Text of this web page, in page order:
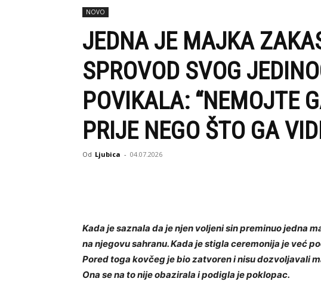
NOVO
JEDNA JE MAJKA
SPROVOD SVOG
POVIKALA: “NEMOJTE
PRIJE NEGO ŠTO GA
Od Ljubica - 04.07.2026
Kada je saznala da je njen voljeni sin preminuo jedna
na njegovu sahranu. Kada je stigla ceremonija je već
Pored toga kovčeg je bio zatvoren i nisu dozvoljavali
Ona se na to nije obazirala i podigla je poklopac.